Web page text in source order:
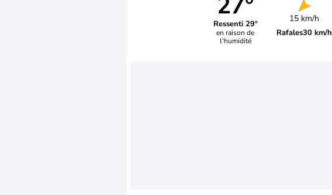
Ressenti 29°
en raison de
l'humidité
15 km/h
Rafales30 km/h